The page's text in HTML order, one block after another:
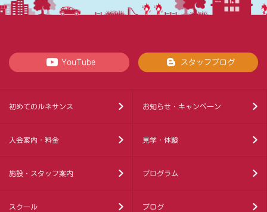
YouTube スタッフブログ
初めてのルネサンス お知らせ・キャンペーン
入会案内・料金 見学・体験
施設・スタッフ案内 プログラム
スクール ブログ